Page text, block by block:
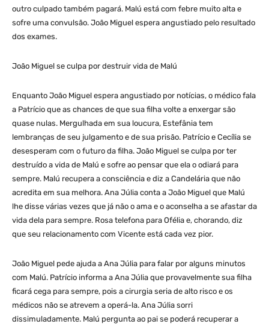
outro culpado também pagará. Malú está com febre muito alta e
sofre uma convulsão. João Miguel espera angustiado pelo resultado
dos exames.
João Miguel se culpa por destruir vida de Malú
Enquanto João Miguel espera angustiado por notícias, o médico fala
a Patrício que as chances de que sua filha volte a enxergar são
quase nulas. Mergulhada em sua loucura, Estefânia tem
lembranças de seu julgamento e de sua prisão. Patrício e Cecília se
desesperam com o futuro da filha. João Miguel se culpa por ter
destruído a vida de Malú e sofre ao pensar que ela o odiará para
sempre. Malú recupera a consciência e diz a Candelária que não
acredita em sua melhora. Ana Júlia conta a João Miguel que Malú
lhe disse várias vezes que já não o ama e o aconselha a se afastar da
vida dela para sempre. Rosa telefona para Ofélia e, chorando, diz
que seu relacionamento com Vicente está cada vez pior.
João Miguel pede ajuda a Ana Júlia para falar por alguns minutos
com Malú. Patrício informa a Ana Júlia que provavelmente sua filha
ficará cega para sempre, pois a cirurgia seria de alto risco e os
médicos não se atrevem a operá-la. Ana Júlia sorri
dissimuladamente. Malú pergunta ao pai se poderá recuperar a